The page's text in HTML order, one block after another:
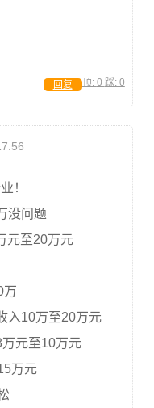
顶: 0 踩: 0
回复
！
没问题
元至20万元
万
入10万至20万元
元至10万元
万元